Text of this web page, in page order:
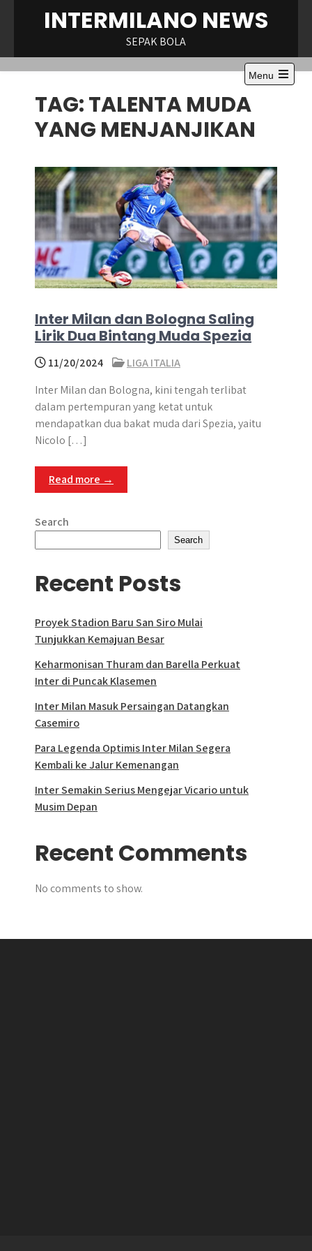
INTERMILANO NEWS
SEPAK BOLA
Menu
Open
TAG:TALENTA MUDA
YANG MENJANJIKAN
Inter Milan dan Bologna Saling
Lirik Dua Bintang Muda Spezia
11/20/2024
LIGA ITALIA
Inter Milan dan Bologna, kini tengah terlibat
dalam pertempuran yang ketat untuk
mendapatkan dua bakat muda dari Spezia, yaitu
Nicolo […]
Read more →
Search
Search
Recent Posts
Proyek Stadion Baru San Siro Mulai
Tunjukkan Kemajuan Besar
Keharmonisan Thuram dan Barella Perkuat
Inter di Puncak Klasemen
Inter Milan Masuk Persaingan Datangkan
Casemiro
Para Legenda Optimis Inter Milan Segera
Kembali ke Jalur Kemenangan
Inter Semakin Serius Mengejar Vicario untuk
Musim Depan
Recent Comments
No comments to show.